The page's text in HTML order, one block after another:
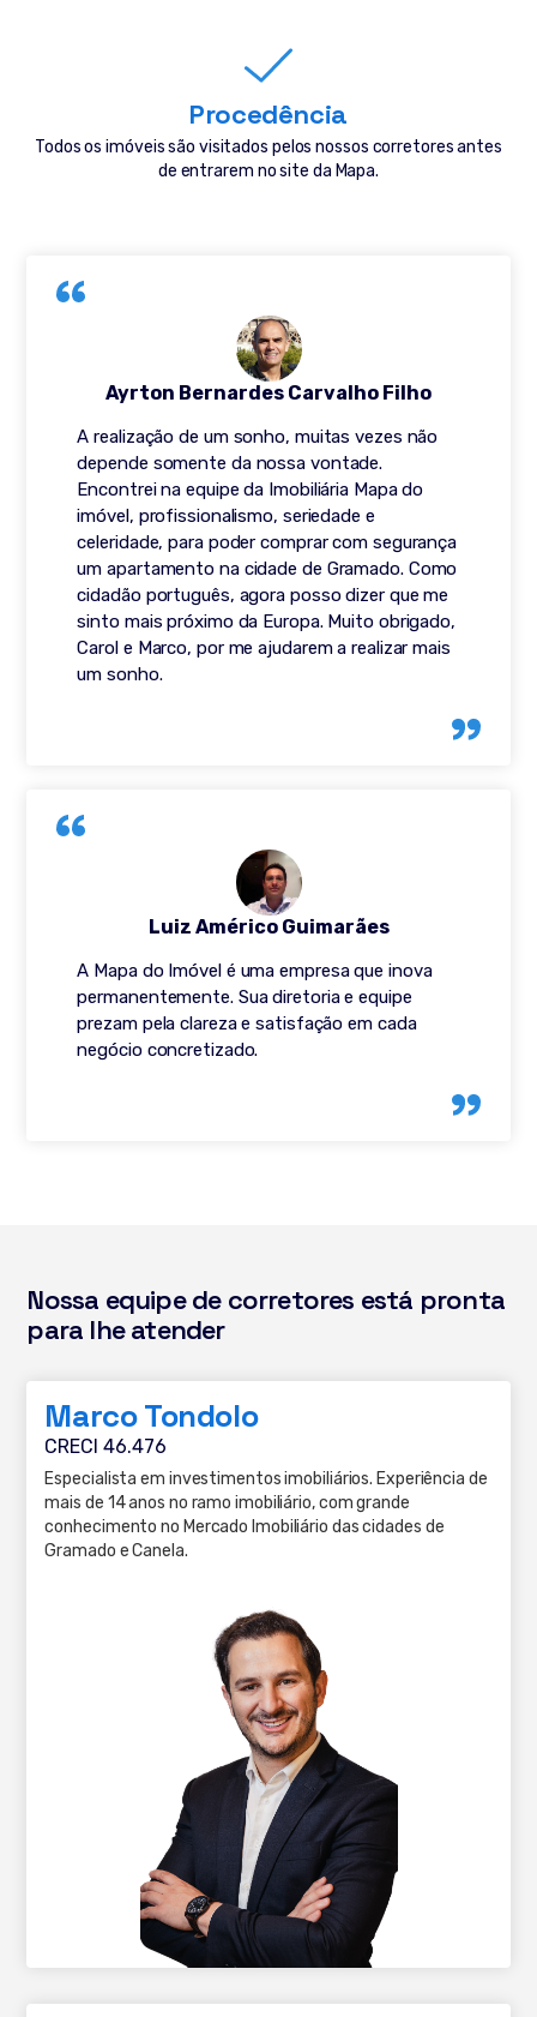
Procedência
Todos os imóveis são visitados pelos nossos corretores antes
de entrarem no site da Mapa.
A realização de um sonho, muitas vezes não
depende somente da nossa vontade.
Encontrei na equipe da Imobiliária Mapa do
imóvel, profissionalismo, seriedade e
celeridade, para poder comprar com segurança
um apartamento na cidade de Gramado. Como
cidadão português, agora posso dizer que me
sinto mais próximo da Europa. Muito obrigado,
Carol e Marco, por me ajudarem a realizar mais
um sonho.
Ayrton Bernardes Carvalho Filho
A Mapa do Imóvel é uma empresa que inova
permanentemente. Sua diretoria e equipe
prezam pela clareza e satisfação em cada
negócio concretizado.
Luiz Américo Guimarães
Nossa equipe de corretores está pronta
para lhe atender
Marco Tondolo
CRECI 46.476
Especialista em investimentos imobiliários. Experiência de
mais de 14 anos no ramo imobiliário, com grande
conhecimento no Mercado Imobiliário das cidades de
Gramado e Canela.